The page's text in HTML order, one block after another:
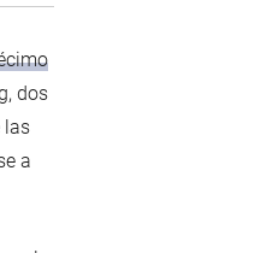
dos
las
a